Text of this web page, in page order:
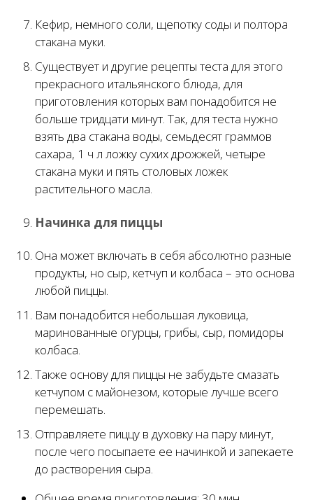
Кефир, немного соли, щепотку соды и полтора
стакана муки.
Существует и другие рецепты теста для этого
прекрасного итальянского блюда, для
приготовления которых вам понадобится не
больше тридцати минут. Так, для теста нужно
взять два стакана воды, семьдесят граммов
сахара, 1 ч л ложку сухих дрожжей, четыре
стакана муки и пять столовых ложек
растительного масла.
Начинка для пиццы
Она может включать в себя абсолютно разные
продукты, но сыр, кетчуп и колбаса – это основа
любой пиццы.
Вам понадобится небольшая луковица,
маринованные огурцы, грибы, сыр, помидоры
колбаса.
Также основу для пиццы не забудьте смазать
кетчупом с майонезом, которые лучше всего
перемешать.
Отправляете пиццу в духовку на пару минут,
после чего посыпаете ее начинкой и запекаете
до растворения сыра.